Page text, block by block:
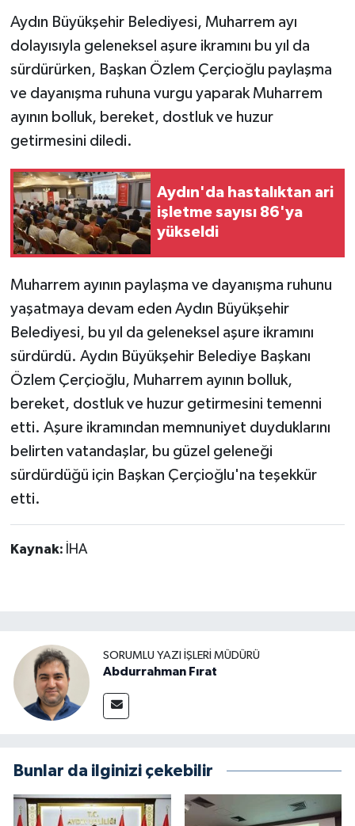
Aydın Büyükşehir Belediyesi, Muharrem ayı
dolayısıyla geleneksel aşure ikramını bu yıl da
sürdürürken, Başkan Özlem Çerçioğlu paylaşma
ve dayanışma ruhuna vurgu yaparak Muharrem
ayının bolluk, bereket, dostluk ve huzur
getirmesini diledi.
Aydın'da hastalıktan ari
işletme sayısı 86'ya
yükseldi
Muharrem ayının paylaşma ve dayanışma ruhunu
yaşatmaya devam eden Aydın Büyükşehir
Belediyesi, bu yıl da geleneksel aşure ikramını
sürdürdü. Aydın Büyükşehir Belediye Başkanı
Özlem Çerçioğlu, Muharrem ayının bolluk,
bereket, dostluk ve huzur getirmesini temenni
etti. Aşure ikramından memnuniyet duyduklarını
belirten vatandaşlar, bu güzel geleneği
sürdürdüğü için Başkan Çerçioğlu'na teşekkür
etti.
Kaynak: İHA
SORUMLU YAZI İŞLERI MÜDÜRÜ
Abdurrahman Fırat
Bunlar da ilginizi çekebilir